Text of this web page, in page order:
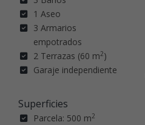
1 Aseo
3 Armarios
empotrados
2 Terrazas (60 m2)
Garaje independiente
Superficies
Parcela: 500 m2